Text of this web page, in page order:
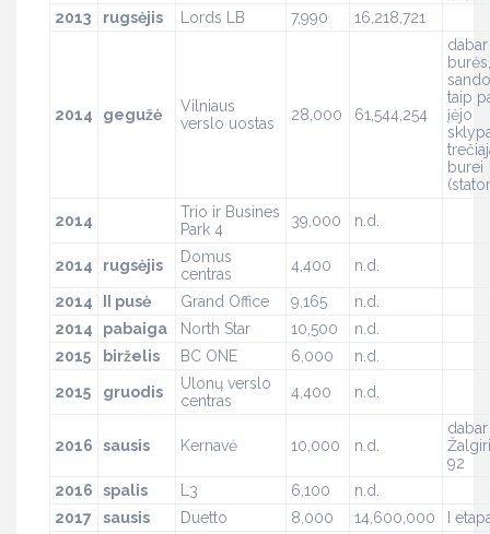
2013
rugsėjis Lords LB 7,990 16,218,721
2014 gegužė
Vilniaus
verslo uostas
28,000 61,544,254
taip
įėjo
burei
2014
Trio ir Busines
Park 4
39,000 n.d.
2014 rugsėjis
Domus
centras
4,400 n.d.
2014 II pusė Grand Office 9,165
n.d.
2014
pabaiga North Star 10,500
n.d.
2015
birželis BC ONE 6,000 n.d.
2015 gruodis
Ulonų verslo
centras
4,400 n.d.
2016 sausis Kernavė 10,000 n.d.
92
2016
spalis L3 6,100
n.d.
2017
sausis Duetto 8,000 14,600,000 I